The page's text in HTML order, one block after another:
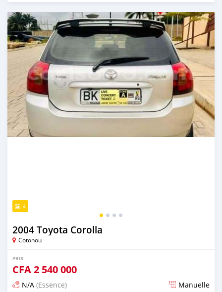
Publié il y a 4 jours
4
2004 Toyota Corolla
Cotonou
PRIX
CFA2 540 000
N/A (Essence) Manuelle